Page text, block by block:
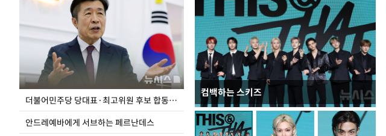
더불어민주당 당대표·최고위원 후보 합동연설회
안드레예바에게 서브하는 페르난데스
컴백하는 스키즈
이 대통령, 국가폭력 피해자에 위로·사과…"국가
가 책임지고 치유"